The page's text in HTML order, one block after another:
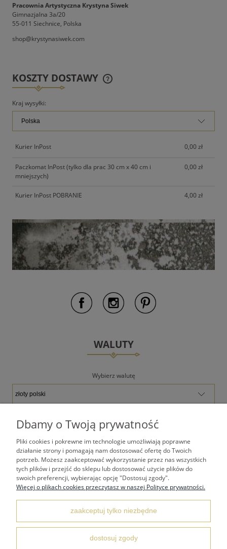
Pracownia Artystyczna Krystyna Siwek
Gimnazjalna 3a/20
55-011 Siechnice, Polska
shop@krystynasiwek.com
KOSZTY DOSTAWY
CENA NIE ZAWIERA EWENTUALNYCH KOSZTÓW
PŁATNOŚCI
Kraj wysyłki:
Kurier InPost 0,00 zł
Paczkomat InPost (tylko dla prac 30 cm x 40 cm i
mniejszych)
0,00 zł
Kurier InPost POBRANIE 4,00 zł
WALUTY
Wybierz walutę
TWOJE KONTO
PŁATNOŚCI I DOSTAWA
REGULAMINY
KONTAKT I DANE ADRESOWE
Dbamy o Twoją prywatność
Pliki cookies i pokrewne im technologie umożliwiają poprawne
działanie strony i pomagają nam dostosować ofertę do Twoich
potrzeb. Możesz zaakceptować wykorzystanie przez nas wszystkich
tych plików i przejść do sklepu lub dostosować użycie plików do
swoich preferencji, wybierając opcję "Dostosuj zgody".
Więcej o plikach cookies przeczytasz w naszej Polityce prywatności.
zaakceptuj tylko niezbędne
dostosuj zgody